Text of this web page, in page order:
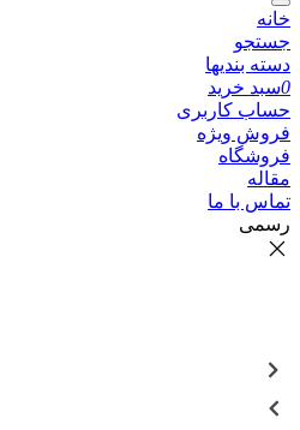
خانه
جستجو
دسته بندیها
0سبد خرید
حساب کاربری
فروش ویژه
فروشگاه
مقاله
تماس با ما
رسمی